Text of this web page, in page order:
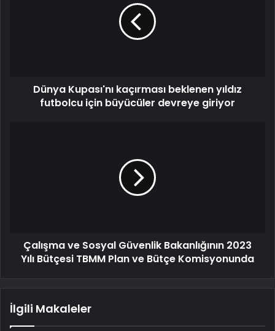
Dünya Kupası'nı kaçırması beklenen yıldız
futbolcu için büyücüler devreye giriyor
Çalışma ve Sosyal Güvenlik Bakanlığının 2023
Yılı Bütçesi TBMM Plan ve Bütçe Komisyonunda
İlgili Makaleler